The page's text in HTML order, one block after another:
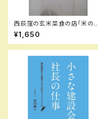
西荻窪の玄米菜食の店「米の
子」が語る素材と感謝 亭主啓白
¥1,650